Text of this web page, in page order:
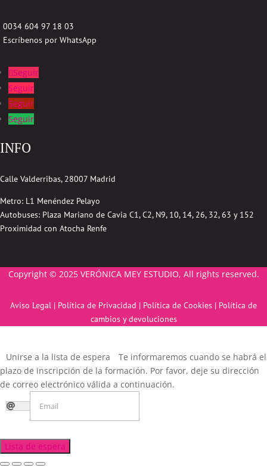
0034 604 97 18 03
Escríbenos por WhatsApp
Seguir
Seguir
Seguir
Seguir
INFO
Calle Valderribas, 28007 Madrid
Metro: L1 Menéndez Pelayo
Autobuses: Plaza Mariano de Cavia C1, C2, N9, 10, 14, 26, 32, 63 y 152
Proximidad con Atocha Renfe
Copyright © 2025 VERÓNICA MEY ESTUDIO, All rights reserved.
Aviso Legal | Política de Privacidad | Política de Cookies | Política de
cambios y devoluciones
Unirse a la lista de espera
Te informaremos cuando se habrá el
plazo de inscripción de la formación. Por favor, deje su dirección
de correo electrónico válida a continuación.
Lista de espera